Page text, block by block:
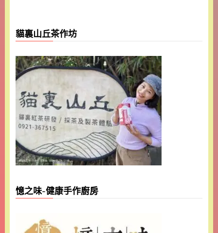
貓裏山丘茶作坊
憶之味-健康手作廚房